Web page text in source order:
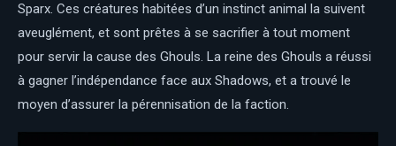
Sparx. Ces créatures habitées d’un instinct animal la suivent
aveuglément, et sont prêtes à se sacrifier à tout moment
pour servir la cause des Ghouls. La reine des Ghouls a réussi
à gagner l’indépendance face aux Shadows, et a trouvé le
moyen d’assurer la pérennisation de la faction.